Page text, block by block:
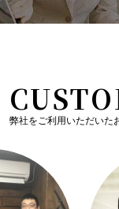
弊社をご利用いただいた